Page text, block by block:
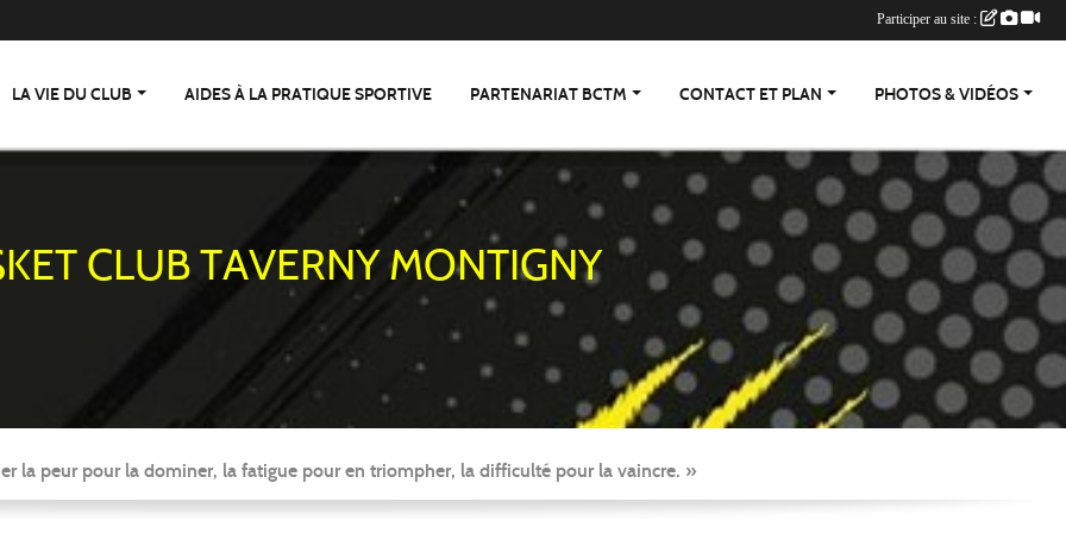
LA VIE DU CLUB AIDES À LA PRATIQUE SPORTIVE PARTENARIAT BCTM CONTACT ET PLAN PHOTOS & VIDÉOS
CLUB TAVERNY MONTIGNY
la peur pour la dominer, la fatigue pour en triompher, la difficulté pour la vaincre. »
Participer au site :